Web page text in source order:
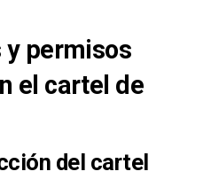
y permisos
el cartel de
del cartel